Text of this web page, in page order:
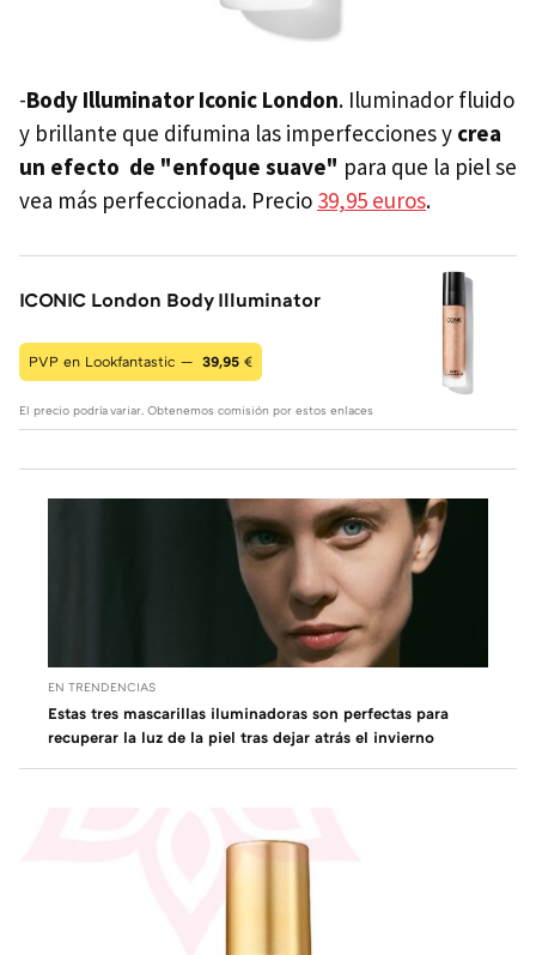
-Body Illuminator Iconic London. Iluminador fluido
y brillante que difumina las imperfecciones y crea
un efecto de "enfoque suave" para que la piel se
vea más perfeccionada. Precio 39,95 euros.
ICONIC London Body Illuminator
PVP en Lookfantastic — 39,95 €
El precio podría variar. Obtenemos comisión por estos enlaces
EN TRENDENCIAS
Estas tres mascarillas iluminadoras son perfectas para
recuperar la luz de la piel tras dejar atrás el invierno